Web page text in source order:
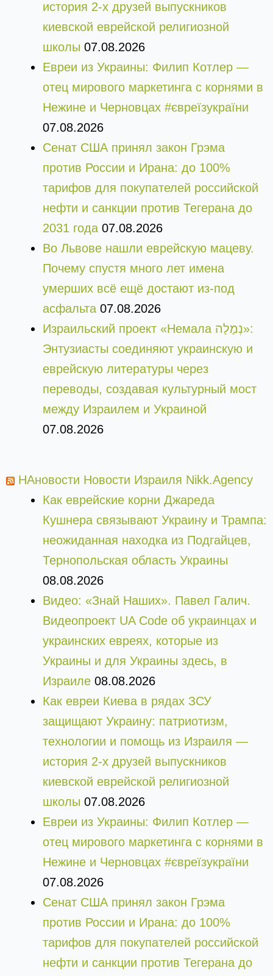
история 2-х друзей выпускников
киевской еврейской религиозной
школы 07.08.2026
Евреи из Украины: Филип Котлер —
отец мирового маркетинга с корнями в
Нежине и Черновцах #євреїзукраїни
07.08.2026
Сенат США принял закон Грэма
против России и Ирана: до 100%
тарифов для покупателей российской
нефти и санкции против Тегерана до
2031 года 07.08.2026
Во Львове нашли еврейскую мацеву.
Почему спустя много лет имена
умерших всё ещё достают из-под
асфальта 07.08.2026
Израильский проект «Немала נְמָלָה»:
Энтузиасты соединяют украинскую и
еврейскую литературы через
переводы, создавая культурный мост
между Израилем и Украиной
07.08.2026
НАновости Новости Израиля Nikk.Agency
Как еврейские корни Джареда
Кушнера связывают Украину и Трампа:
неожиданная находка из Подгайцев,
Тернопольская область Украины
08.08.2026
Видео: «Знай Наших». Павел Галич.
Видеопроект UA Code об украинцах и
украинских евреях, которые из
Украины и для Украины здесь, в
Израиле 08.08.2026
Как евреи Киева в рядах ЗСУ
защищают Украину: патриотизм,
технологии и помощь из Израиля —
история 2-х друзей выпускников
киевской еврейской религиозной
школы 07.08.2026
Евреи из Украины: Филип Котлер —
отец мирового маркетинга с корнями в
Нежине и Черновцах #євреїзукраїни
07.08.2026
Сенат США принял закон Грэма
против России и Ирана: до 100%
тарифов для покупателей российской
нефти и санкции против Тегерана до